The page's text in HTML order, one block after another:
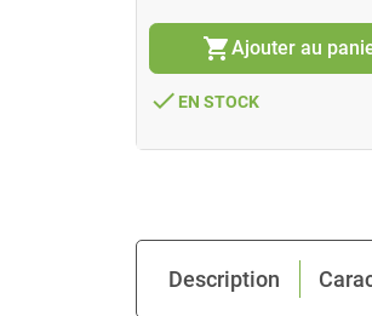
shopping_cartAjouter au
done EN STOCK
Description